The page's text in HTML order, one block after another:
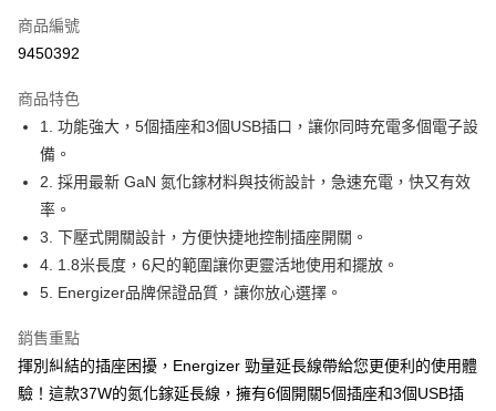
合作金庫商業銀行
上海商業儲蓄銀行
臺灣中小企業銀行
匯豐（台灣）商業銀行
華泰商業銀行
聯邦商業銀行
元大商業銀行
永豐商業銀行
玉山商業銀行
台灣樂天信用卡公司
超商取貨付款
LINE Pay
Apple Pay
街口支付
悠遊付
Google Pay
全盈+PAY
運送方式
全家取貨付款
商品編號
9450392
商品特色
1. 功能強大，5個插座和3個USB插口，讓你同時充電多個電子設
備。
2. 採用最新 GaN 氮化鎵材料與技術設計，急速充電，快又有效
率。
3. 下壓式開關設計，方便快捷地控制插座開關。
4. 1.8米長度，6尺的範圍讓你更靈活地使用和擺放。
5. Energizer品牌保證品質，讓你放心選擇。
銷售重點
揮別糾結的插座困擾，Energizer 勁量延長線帶給您更便利的使用體
驗！這款37W的氮化鎵延長線，擁有6個開關5個插座和3個USB插